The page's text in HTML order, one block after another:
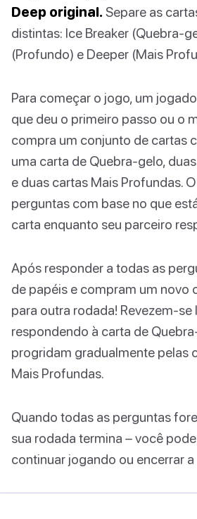
Deep original. Separe as
distintas: Ice Breaker (Quebra-
(Profundo) e Deeper (Mais
Para começar o jogo, um
que deu o primeiro passo ou o
compra um conjunto de cartas
uma carta de Quebra-gelo,
e duas cartas Mais Profundas.
perguntas com base no que
carta enquanto seu parceiro
Após responder a todas as
de papéis e compram um novo
para outra rodada! Revezem-se
respondendo à carta de
progridam gradualmente pelas
Mais Profundas.
Quando todas as perguntas
sua rodada termina – você
continuar jogando ou encerrar a